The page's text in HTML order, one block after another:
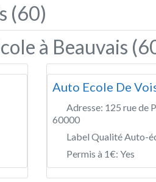
(60)
à Beauvais
Auto Ecole De
Adresse: 125 rue de
60000
Label Qualité Auto-
Permis à 1€: Yes